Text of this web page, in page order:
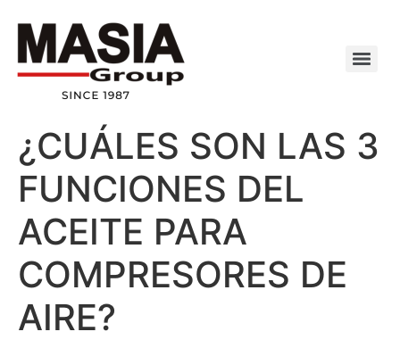
¿CUÁLES SON LAS 3
FUNCIONES DEL
ACEITE PARA
COMPRESORES DE
AIRE?